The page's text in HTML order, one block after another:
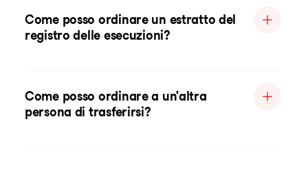
Come posso ordinare un estratto del
registro delle esecuzioni?
Come posso ordinare a un'altra
persona di trasferirsi?